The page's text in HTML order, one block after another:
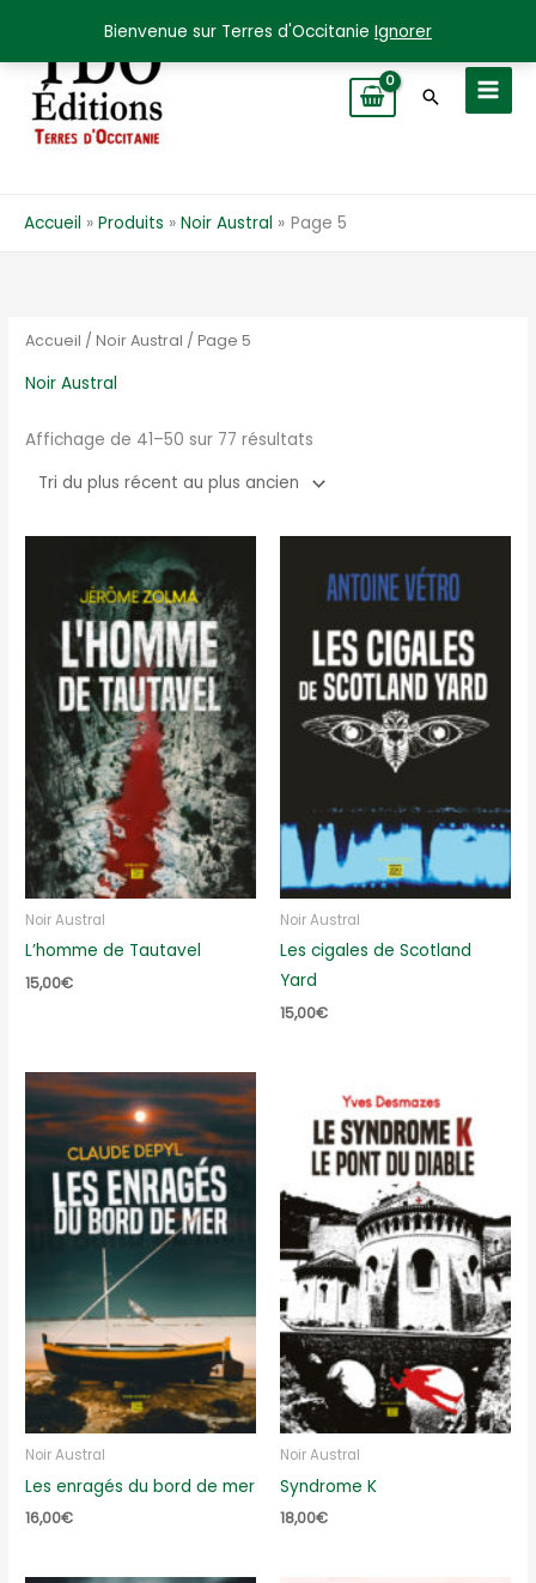
Bienvenue sur Terres d'Occitanie Ignorer
contenu
Accueil Produits Noir Austral Page 5
Accueil /Noir Austral / Page 5
Noir Austral
Affichage de 41–50 sur 77 résultats
récent
ancien
Noir Austral
L’homme de Tautavel
15,00€
Noir Austral
Les cigales de Scotland
Yard
15,00€
Noir Austral
Les enragés du bord de mer
16,00€
Noir Austral
Syndrome K
18,00€